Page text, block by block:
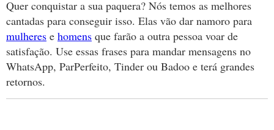
Quer conquistar a sua paquera? Nós temos as melhores
cantadas para conseguir isso. Elas vão dar namoro para
mulheres e homens que farão a outra pessoa voar de
satisfação. Use essas frases para mandar mensagens no
WhatsApp, ParPerfeito, Tinder ou Badoo e terá grandes
retornos.